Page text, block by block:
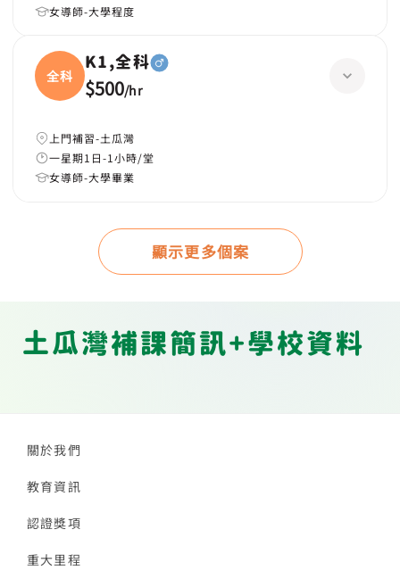
女導師-大學程度
全科
K1,全科
$500/hr
上門補習-土瓜灣
一星期1日-1小時/堂
女導師-大學畢業
顯示更多個案
土瓜灣補課簡訊+學校資料
關於我們
教育資訊
認證獎項
重大里程